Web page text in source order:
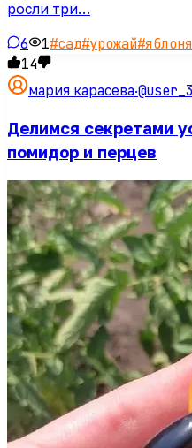
росли три…
6 1#сад#урожай#яблоня
14
мария карасева·
Делимся секретами
помидор и перцев